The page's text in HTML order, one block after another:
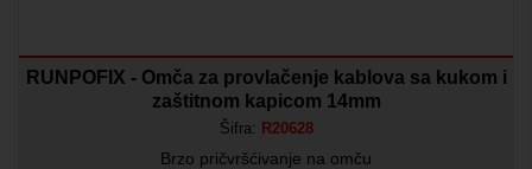
RUNPOFIX - Omča za provlačenje kablova sa kukom i
zaštitnom kapicom 14mm
Šifra: R20628
Brzo pričvršćivanje na omču